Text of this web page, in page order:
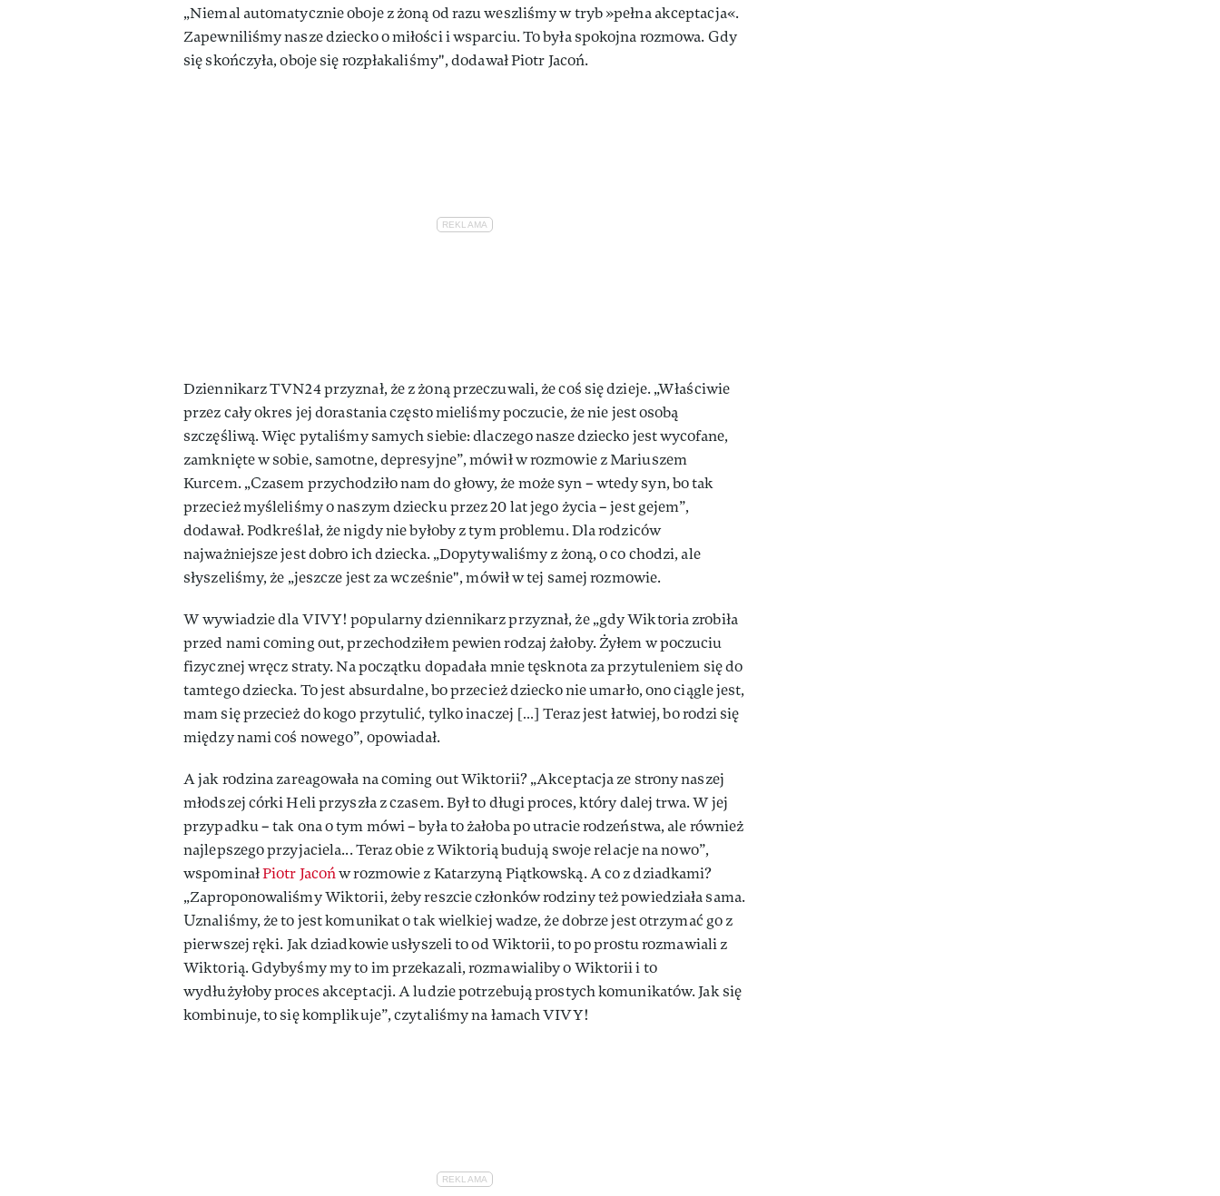
„Niemal automatycznie oboje z żoną od razu weszliśmy w tryb »pełna akceptacja«.
Zapewniliśmy nasze dziecko o miłości i wsparciu. To była spokojna rozmowa. Gdy
się skończyła, oboje się rozpłakaliśmy", dodawał Piotr Jacoń.
Dziennikarz TVN24 przyznał, że z żoną przeczuwali, że coś się dzieje. „Właściwie
przez cały okres jej dorastania często mieliśmy poczucie, że nie jest osobą
szczęśliwą. Więc pytaliśmy samych siebie: dlaczego nasze dziecko jest wycofane,
zamknięte w sobie, samotne, depresyjne”, mówił w rozmowie z Mariuszem
Kurcem. „Czasem przychodziło nam do głowy, że może syn – wtedy syn, bo tak
przecież myśleliśmy o naszym dziecku przez 20 lat jego życia – jest gejem”,
dodawał. Podkreślał, że nigdy nie byłoby z tym problemu. Dla rodziców
najważniejsze jest dobro ich dziecka. „Dopytywaliśmy z żoną, o co chodzi, ale
słyszeliśmy, że „jeszcze jest za wcześnie", mówił w tej samej rozmowie.
W wywiadzie dla VIVY! popularny dziennikarz przyznał, że „gdy Wiktoria zrobiła
przed nami coming out, przechodziłem pewien rodzaj żałoby. Żyłem w poczuciu
fizycznej wręcz straty. Na początku dopadała mnie tęsknota za przytuleniem się do
tamtego dziecka. To jest absurdalne, bo przecież dziecko nie umarło, ono ciągle jest,
mam się przecież do kogo przytulić, tylko inaczej […] Teraz jest łatwiej, bo rodzi się
między nami coś nowego”, opowiadał.
A jak rodzina zareagowała na coming out Wiktorii? „Akceptacja ze strony naszej
młodszej córki Heli przyszła z czasem. Był to długi proces, który dalej trwa. W jej
przypadku – tak ona o tym mówi – była to żałoba po utracie rodzeństwa, ale również
najlepszego przyjaciela... Teraz obie z Wiktorią budują swoje relacje na nowo”,
wspominałPiotr Jacońw rozmowie z Katarzyną Piątkowską. A co z dziadkami?
„Zaproponowaliśmy Wiktorii, żeby reszcie członków rodziny też powiedziała sama.
Uznaliśmy, że to jest komunikat o tak wielkiej wadze, że dobrze jest otrzymać go z
pierwszej ręki. Jak dziadkowie usłyszeli to od Wiktorii, to po prostu rozmawiali z
Wiktorią. Gdybyśmy my to im przekazali, rozmawialiby o Wiktorii i to
wydłużyłoby proces akceptacji. A ludzie potrzebują prostych komunikatów. Jak się
kombinuje, to się komplikuje”, czytaliśmy na łamach VIVY!